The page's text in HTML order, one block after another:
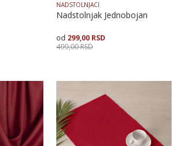
u korpu
NADSTOLNJACI
Nadstolnjak Jednobojan
299,00 RSD
499,00RSD
Veličina
35X135 50X90
Dodaj u korpu